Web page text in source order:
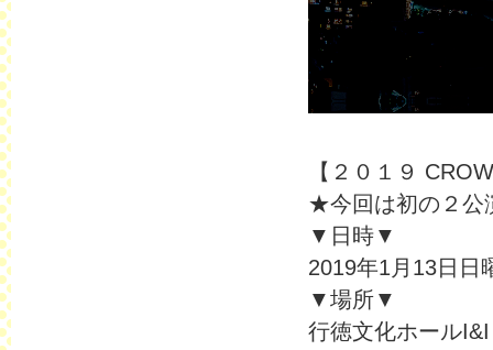
【２０１９
★今回は初の２
▼日時▼
2019年1月13日日
▼場所▼
行徳文化ホールI&I